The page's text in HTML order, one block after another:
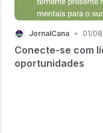
JornalCana • 01/
Conecte-se com
oportunidades